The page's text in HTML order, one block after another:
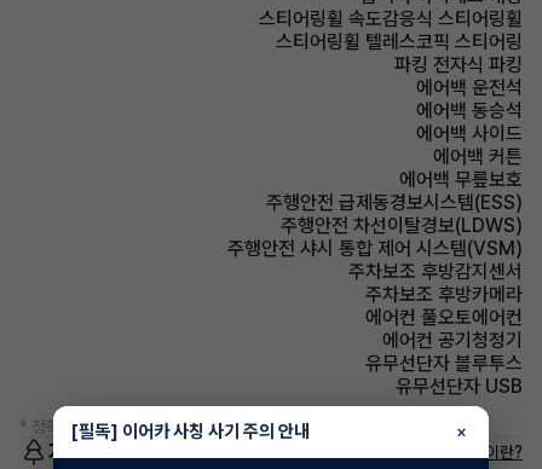
스티어링휠 속도감응식 스티어링휠
스티어링휠 텔레스코픽 스티어링
파킹 전자식 파킹
에어백 운전석
에어백 동승석
에어백 사이드
에어백 커튼
에어백 무릎보호
주행안전 급제동경보시스템(ESS)
주행안전 차선이탈경보(LDWS)
주행안전 샤시 통합 제어 시스템(VSM)
주차보조 후방감지센서
주차보조 후방카메라
에어컨 풀오토에어컨
에어컨 공기청정기
유무선단자 블루투스
유무선단자 USB
* 정확한 정보는 판매자와 반드시 확인하시기 바랍니다.
저공해차량 정보 저공해차량이란?
[필독] 이어카 사칭 사기 주의 안내 ×